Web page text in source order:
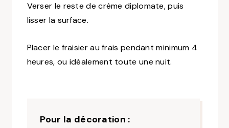
Verser le reste de crème diplomate, puis
lisser la surface.
Placer le fraisier au frais pendant minimum 4
heures, ou idéalement toute une nuit.
Pour la décoration :